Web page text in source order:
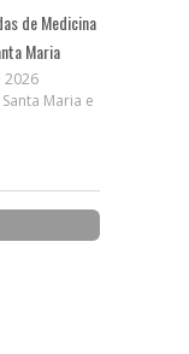
de Medicina
Maria
2026
Maria e